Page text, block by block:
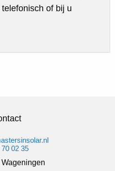
of bij u
02 35